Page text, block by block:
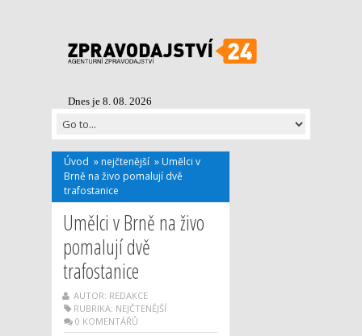
Dnes je 8. 08. 2026
Úvod » nejčtenější » Umělci v
Brně na živo pomalují dvě
trafostanice
Umělci v Brně na živo
pomalují dvě
trafostanice
AUTOR: REDAKCE
RUBRIKA: NEJČTENĚJŠÍ
0 KOMENTÁŘŮ